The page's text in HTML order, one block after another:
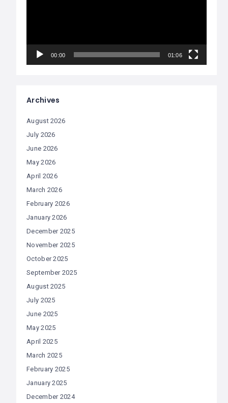
00:00 01:06
Archives
August 2026
July 2026
June 2026
May 2026
April 2026
March 2026
February 2026
January 2026
December 2025
November 2025
October 2025
September 2025
August 2025
July 2025
June 2025
May 2025
April 2025
March 2025
February 2025
January 2025
December 2024